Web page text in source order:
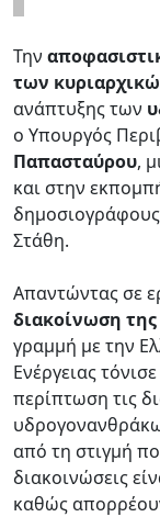
Την
των
ανάπτυξης των
ο Υπουργός
Παπασταύρου,
και στην
Στάθη.
Απαντώντας σε
διακοίνωση
γραμμή με την
Ενέργειας
περίπτωση τις
από τη στιγμή
διακοινώσεις
καθώς